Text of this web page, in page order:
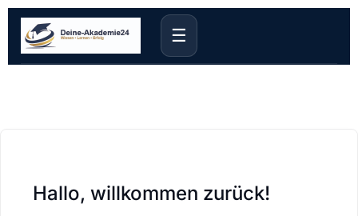
☰
Hallo, willkommen zurück!